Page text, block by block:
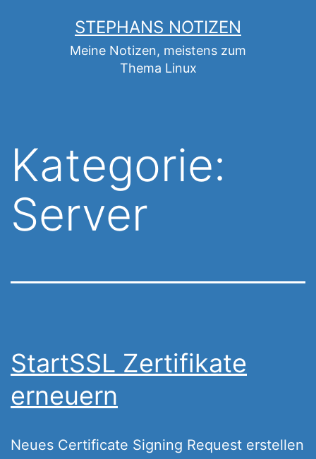
STEPHANS NOTIZEN
Meine Notizen, meistens zum
Thema Linux
Kategorie:
Server
StartSSL Zertifikate
erneuern
Neues Certificate Signing Request erstellen